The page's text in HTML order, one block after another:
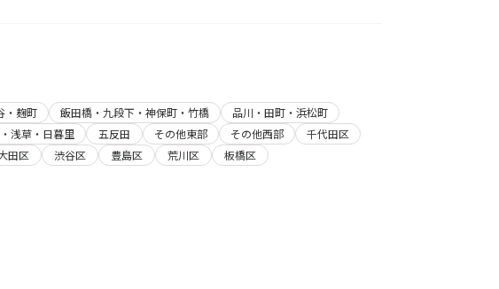
・麹町 飯田橋・九段下・神保町・竹橋
品川・田町・浜松町
・浅草・日暮里 五反田 その他東部 その他西部
千代田区
田区 渋谷区 豊島区 荒川区
板橋区